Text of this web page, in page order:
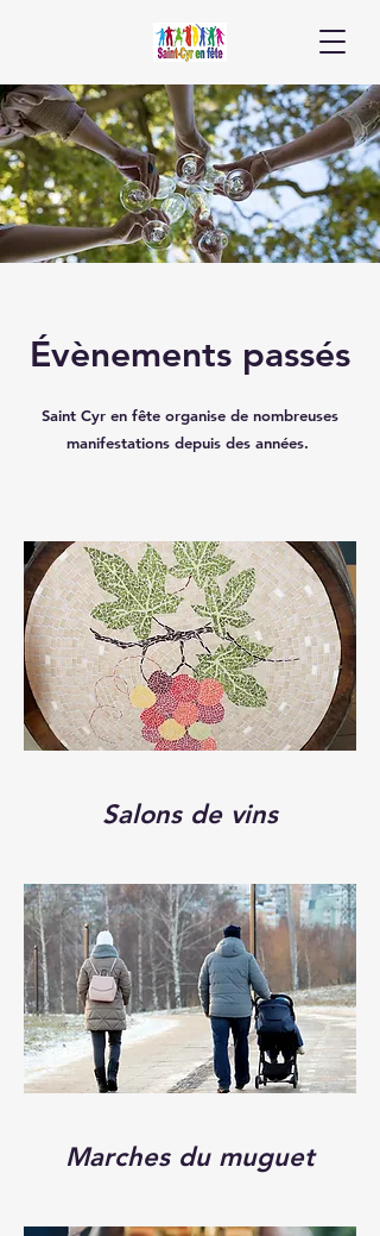
Évènements passés
Saint Cyr en fête organise de nombreuses
manifestations depuis des années.
Salons de vins
Marches du muguet